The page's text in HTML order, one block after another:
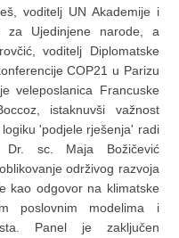
voditelj UN Akademije i
za Ujedinjene narode, a
voditelj Diplomatske
COP21 u Parizu
veleposlanica Francuske
istaknuvši važnost
'podjele rješenja' radi
Dr. sc. Maja Božičević
održivog razvoja
kao odgovor na klimatske
poslovnim modelima i
Panel je zaključen